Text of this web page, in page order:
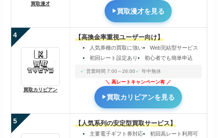
買取漫才
買取漫才を見る
4
買取カリビアン
【高換金率重視ユーザー向け】
人気券種の買取に強い
Web完結型サービス
初回レート設定あり
初心者でも簡単申込
営業時間 7:00～26:00
年中無休
高レートキャンペーン有
買取カリビアンを見る
5 【人気系列の安定型買取サービス】
主要電子ギフト券対応
初回高レート利用可